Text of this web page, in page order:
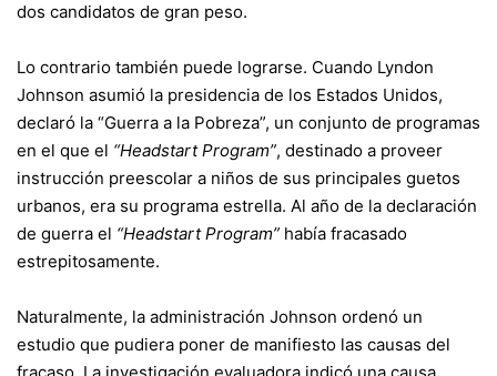
dos candidatos de gran peso.
Lo contrario también puede lograrse. Cuando Lyndon
Johnson asumió la presidencia de los Estados Unidos,
declaró la “Guerra a la Pobreza”, un conjunto de programas
en el que el “Headstart Program”, destinado a proveer
instrucción preescolar a niños de sus principales guetos
urbanos, era su programa estrella. Al año de la declaración
de guerra el “Headstart Program” había fracasado
estrepitosamente.
Naturalmente, la administración Johnson ordenó un
estudio que pudiera poner de manifiesto las causas del